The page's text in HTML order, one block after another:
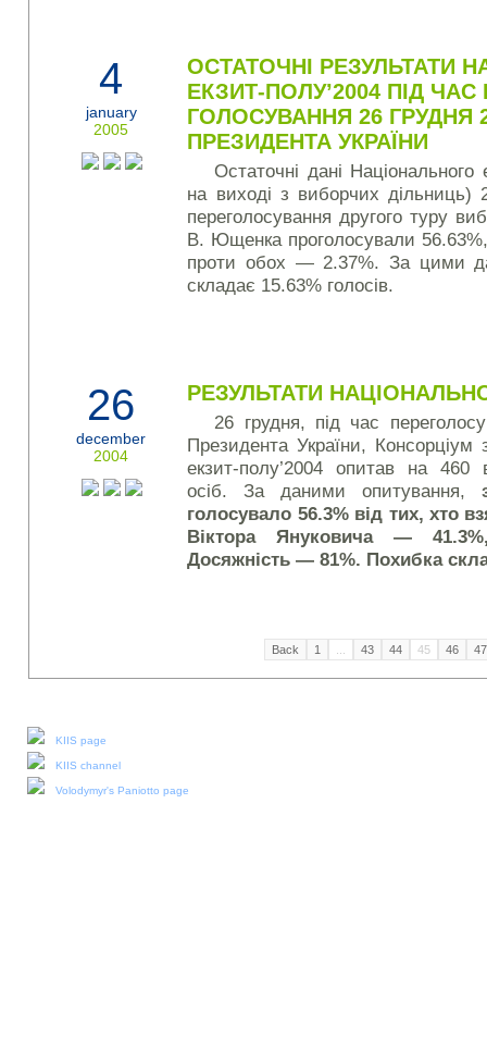
4
january
2005
ОСТАТОЧНІ РЕЗУЛЬТАТИ
ЕКЗИТ-ПОЛУ’2004 ПІД
ГОЛОСУВАННЯ 26 ГРУДНЯ
ПРЕЗИДЕНТА УКРАЇНИ
Остаточні дані Національного
на виході з виборчих дільниць)
переголосування другого туру
В. Ющенка проголосували
проти обох — 2.37%. За цими
складає 15.63% голосів.
26
december
2004
РЕЗУЛЬТАТИ
26 грудня, під час
Президента України, Кон­сор­ціум
екзит-полу’2004 опитав на 460
осіб. За даними опитування,
голосувало 56.3% від тих, хто
Віктора Януковича —
Досяжність — 81%. Похибка
Back 1 43 44 45 46 47
KIIS page
KIIS channel
Volodymyr's Paniotto page